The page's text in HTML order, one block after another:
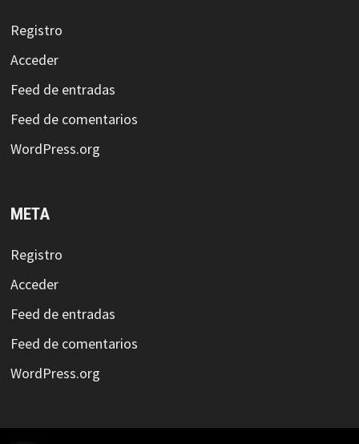
Registro
Acceder
Feed de entradas
Feed de comentarios
WordPress.org
META
Registro
Acceder
Feed de entradas
Feed de comentarios
WordPress.org